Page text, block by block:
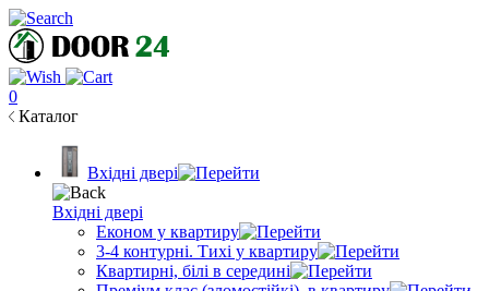
0
Каталог
Вхідні двері
Вхідні двері
Економ у квартиру
3-4 контурні. Тихі у квартиру
Квартирні, білі в середині